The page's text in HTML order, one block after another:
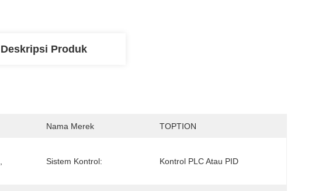
Deskripsi Produk
Nama Merek TOPTION
Sistem Kontrol: Kontrol PLC Atau PID